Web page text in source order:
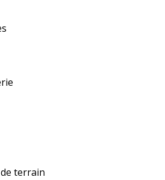
terrain